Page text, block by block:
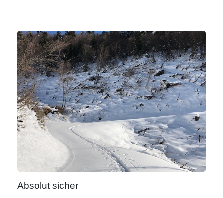
Absolut sicher